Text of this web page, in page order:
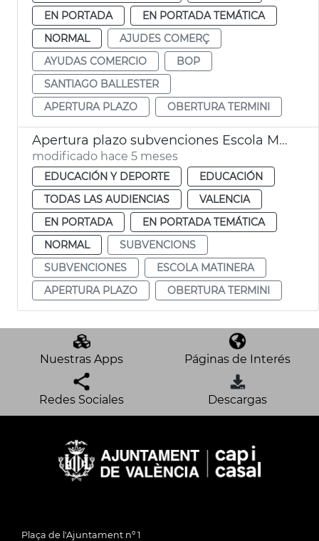
EN PORTADA
EN PORTADA TEMÁTICA
NORMAL
AJUDES COMERÇ
AYUDAS COMERCIO
BOP
SANTIAGO BALLESTER
APERTURA PLAZO
OBERTURA TERMINI
Apertura plazo subvenciones Escola Matinera València
modificado hace 5 meses
EDUCACIÓN Y DEPORTE
EDUCACIÓN
TODAS LAS AUDIENCIAS
VALENCIA
EN PORTADA
EN PORTADA TEMÁTICA
NORMAL
SUBVENCIONS
SUBVENCIONES
ESCOLA MATINERA
APERTURA PLAZO
OBERTURA TERMINI
Nuestras Apps Páginas de Interés
Redes Sociales Descargas
Plaça de l'Ajuntament nº 1